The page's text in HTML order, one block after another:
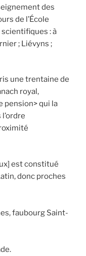
des
de l’École
: à
; Liévyns ;
une trentaine de
royal,
pension> qui la
est constitué
donc proches
faubourg Saint-